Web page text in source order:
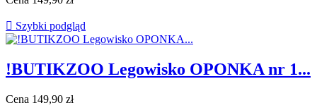
 Szybki podgląd
!BUTIKZOO Legowisko OPONKA nr 1...
Cena 149,90 zł